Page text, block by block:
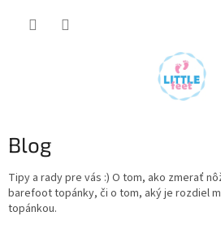
Blog
Tipy a rady pre vás :) O tom, ako zmerať
barefoot topánky, či o tom, aký je rozdiel
topánkou.